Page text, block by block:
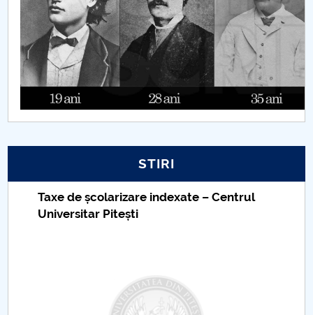
STIRI
Taxe de școlarizare indexate – Centrul
Universitar Pitești